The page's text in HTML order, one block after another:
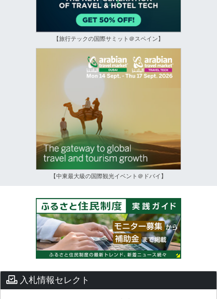
【旅行テックの国際サミット＠スペイン】
【中東最大級の国際観光イベント＠ドバイ】
入札情報セレクト